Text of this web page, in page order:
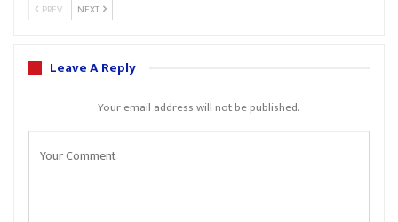
PREV NEXT
Leave A Reply
Your email address will not be published.